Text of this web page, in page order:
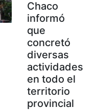
Chaco
informó
que
concretó
diversas
actividades
en todo el
territorio
provincial